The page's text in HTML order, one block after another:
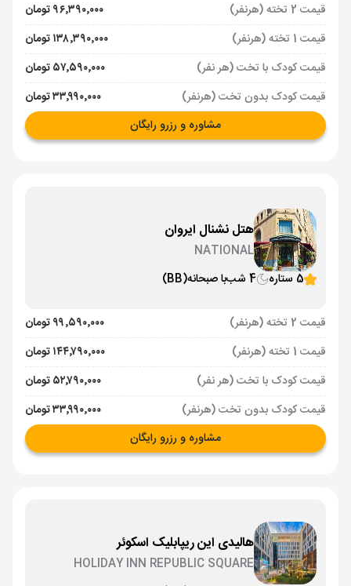
قیمت 2 تخته (هرنفر)
۹۶٬۳۹۰٬۰۰۰ تومان
قیمت 1 تخته (هرنفر)
۱۳۸٬۳۹۰٬۰۰۰ تومان
قیمت کودک با تخت (هر نفر)
۵۷٬۵۹۰٬۰۰۰ تومان
قیمت کودک بدون تخت (هرنفر)
۳۳٬۹۹۰٬۰۰۰ تومان
مشاوره و رزرو رایگان
هتل نشنال ایروان
NATIONAL
5 ستاره
4 شب با صبحانه(BB)
قیمت 2 تخته (هرنفر)
۹۹٬۵۹۰٬۰۰۰ تومان
قیمت 1 تخته (هرنفر)
۱۴۴٬۷۹۰٬۰۰۰ تومان
قیمت کودک با تخت (هر نفر)
۵۲٬۷۹۰٬۰۰۰ تومان
قیمت کودک بدون تخت (هرنفر)
۳۳٬۹۹۰٬۰۰۰ تومان
مشاوره و رزرو رایگان
هالیدی این ریپابلیک اسکوئر
HOLIDAY INN REPUBLIC SQUARE